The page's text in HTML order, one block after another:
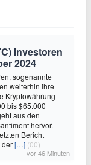
Investoren
2024
sogenannte
weiterhin ihre
Kryptowährung
bis $65.000
aus den
hervor.
Bericht
der[…] (00)
vor 46 Minuten